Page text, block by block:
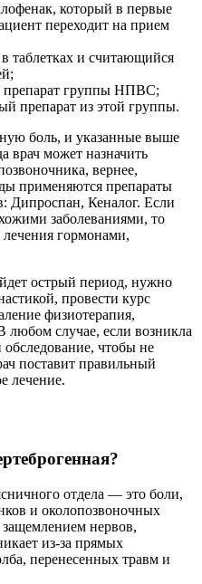
который в первые
переходит на прием
таблетках и считающийся
препарат группы НПВС;
препарат из этой группы.
боль, и указанные выше
врач может назначить
вернее,
применяются препараты
Дипроспан, Кеналог. Если
заболеваниями, то
лечения гормонами,
острый период, нужно
провести курс
физиотерапия,
любом случае, если возникла
чтобы не
поставит правильный
лечение.
отдела — это боли,
и околопозвоночных
нервов,
из-за прямых
перенесенных травм и